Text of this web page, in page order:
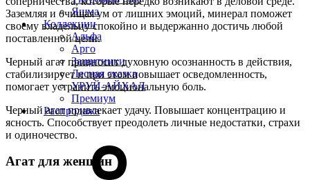
Яшма
Коллекции
Альфа
Арго
Защитники
Лесная сказка
УРУЙ-АЙХАЛ
Премиум
Распродажа
Заземляя и очищая ум от лишних эмоций, минерал поможет
своему владельцу спокойно и выдержанно достичь любой
поставленной цели.
Черный агат привносит духовную осознанность в действия,
стабилизирует и при этом повышает осведомленность,
помогает устранить эмоциональную боль.
Черный агат привлекает удачу. Повышает концентрацию и
ясность. Способствует преодолеть личные недостатки, страхи
и одиночество.
Агат для женщин